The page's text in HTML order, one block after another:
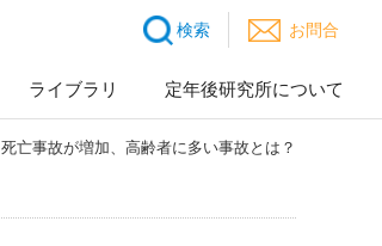
検索 お問合
ライブラリ 定年後研究所について
死亡事故が増加、高齢者に多い事故とは？